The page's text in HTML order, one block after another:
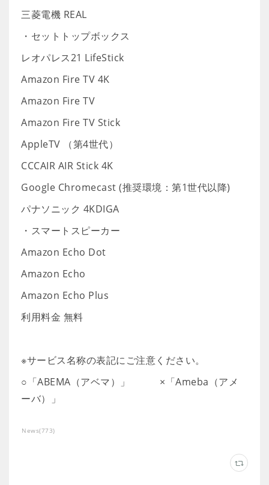
三菱電機 REAL
・セットトップボックス
レオパレス21 LifeStick
Amazon Fire TV 4K
Amazon Fire TV
Amazon Fire TV Stick
AppleTV （第4世代）
CCCAIR AIR Stick 4K
Google Chromecast (推奨環境：第1世代以降)
パナソニック 4KDIGA
・スマートスピーカー
Amazon Echo Dot
Amazon Echo
Amazon Echo Plus
利用料金 無料
※サービス名称の表記にご注意ください。
○「ABEMA（アベマ）」 ×「Ameba（アメ
ーバ）」
News(773)